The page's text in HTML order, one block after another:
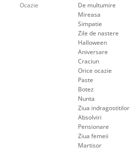
Ocazie
De multumire
Mireasa
Simpatie
Zile de nastere
Halloween
Aniversare
Craciun
Orice ocazie
Paste
Botez
Nunta
Ziua indragostitilor
Absolviri
Pensionare
Ziua femeii
Martisor